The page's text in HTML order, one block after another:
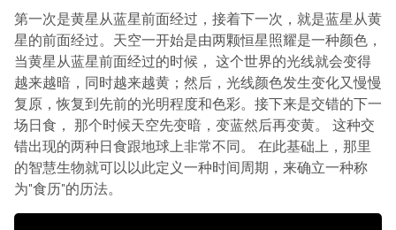
第一次是黄星从蓝星前面经过，接着下一次，就是蓝星从黄
星的前面经过。天空一开始是由两颗恒星照耀是一种颜色，
当黄星从蓝星前面经过的时候， 这个世界的光线就会变得
越来越暗，同时越来越黄；然后，光线颜色发生变化又慢慢
复原，恢复到先前的光明程度和色彩。接下来是交错的下一
场日食， 那个时候天空先变暗，变蓝然后再变黄。 这种交
错出现的两种日食跟地球上非常不同。 在此基础上，那里
的智慧生物就可以以此定义一种时间周期，来确立一种称
为"食历"的历法。